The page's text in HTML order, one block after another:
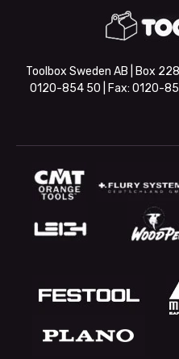
Toolbox Sweden AB | Box
0120-854 50 | Fax: 0120-